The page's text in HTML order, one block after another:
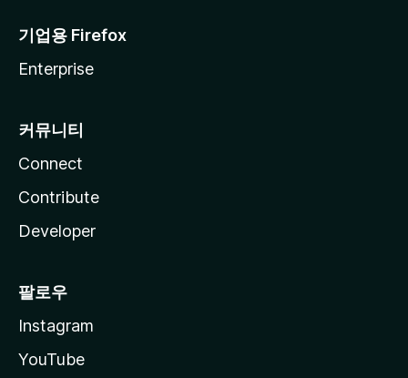
기업용 Firefox
Enterprise
커뮤니티
Connect
Contribute
Developer
팔로우
Instagram
YouTube